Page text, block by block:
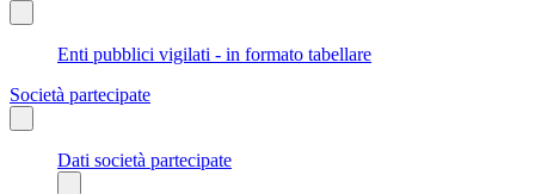
Enti pubblici vigilati - in formato tabellare
Società partecipate
Dati società partecipate